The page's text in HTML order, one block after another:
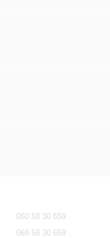
050 58 30 659
068 58 30 659